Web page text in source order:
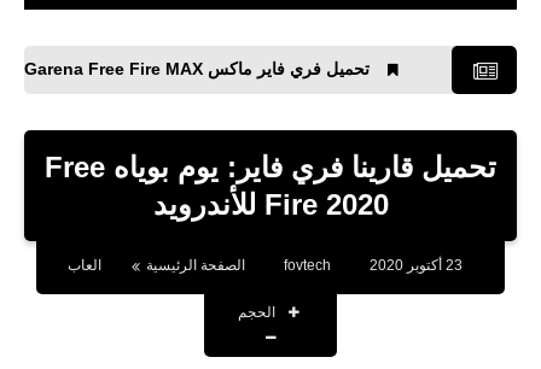
رياضة
مواقع
بلوجر
تحميل فري فاير ماكس Garena Free Fire MAX لأجهزة iPhone و Android
تحميل قارينا فري فاير: يوم بوياه Free
Fire 2020 للأندرويد
fovtech الصفحة الرئيسية العاب
الحجم